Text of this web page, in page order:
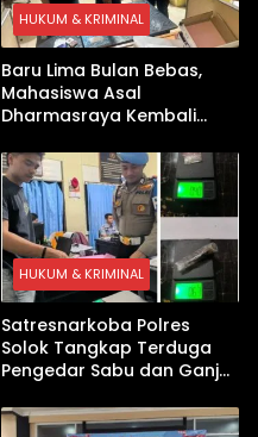
HUKUM & KRIMINAL
Baru Lima Bulan Bebas,
Mahasiswa Asal
Dharmasraya Kembali
HUKUM & KRIMINAL
Satresnarkoba Polres
Solok Tangkap Terduga
Pengedar Sabu dan Ganja